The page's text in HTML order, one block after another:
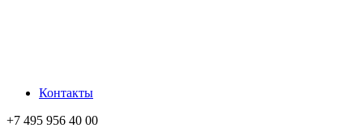
Контакты
+7 495 956 40 00